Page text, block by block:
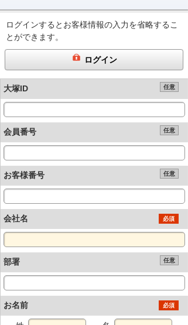
ログインするとお客様情報の入力を省略するこ
とができます。
ログイン
大塚ID 任意
会員番号 任意
お客様番号 任意
会社名 必須
部署 任意
お名前 必須